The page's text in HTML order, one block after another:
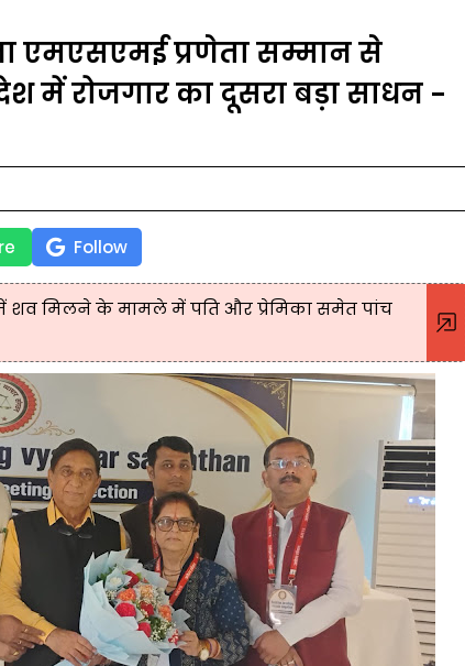
प्रणेता सम्मान से
में रोजगार का दूसरा बड़ा साधन -
Follow
शव मिलने के मामले में पति और प्रेमिका समेत पांच